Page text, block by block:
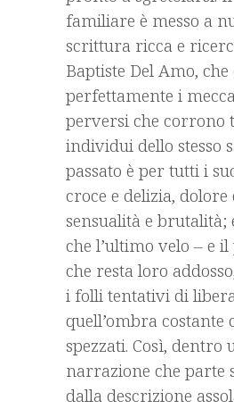
familiare è messo a
scrittura ricca e
Baptiste Del Amo, che
perfettamente i
perversi che corrono
individui dello stesso
passato è per tutti i
croce e delizia, dolore
sensualità e brutalità;
che l’ultimo velo – e
che resta loro
i folli tentativi di
quell’ombra costante
spezzati. Così, dentro
narrazione che parte
dalla descrizione